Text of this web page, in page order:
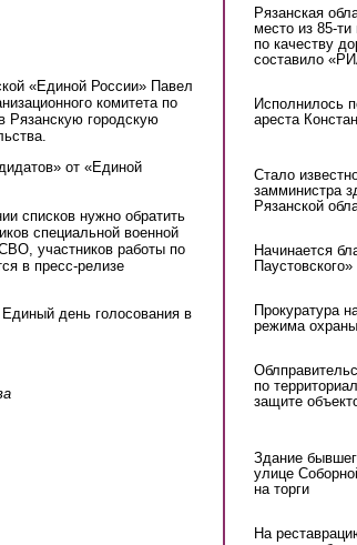
«Единой России» Павел
комитета по
Рязанскую городскую
от «Единой
списков нужно обратить
специальной военной
участников работы по
в пресс-релизе
день голосования в
is external)
Рязанская
место из 85-ти
по качеству
составило
Исполнилось
ареста
Стало
замминистра
Рязанской
Начинается
Прокуратура
режима охраны
по
защите
Здание
улице
на торги
На